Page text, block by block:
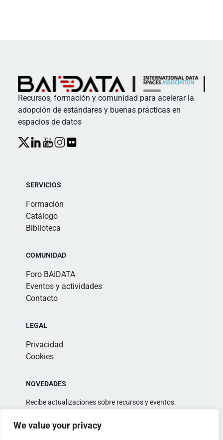
We value your privacy
Recursos, formación y comunidad para acelerar la
adopción de estándares y buenas prácticas en
espacios de datos
SERVICIOS
Formación
Catálogo
Biblioteca
COMUNIDAD
Foro BAIDATA
Eventos y actividades
Contacto
LEGAL
Privacidad
Cookies
NOVEDADES
Recibe actualizaciones sobre recursos y eventos.